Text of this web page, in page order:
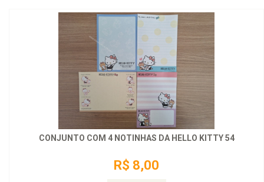
CONJUNTO COM 4 NOTINHAS DA HELLO KITTY 54
R$ 8,00